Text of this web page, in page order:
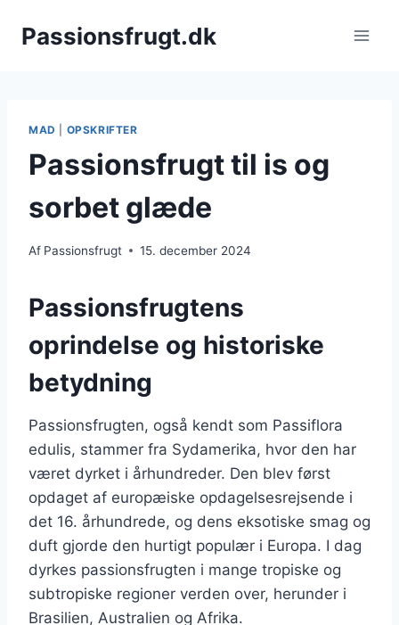
Passionsfrugt.dk
MAD OPSKRIFTER
Passionsfrugt til is og
sorbet glæde
Af Passionsfrugt 15. december 2024
Passionsfrugtens
oprindelse og historiske
betydning
Passionsfrugten, også kendt som Passiflora
edulis, stammer fra Sydamerika, hvor den har
været dyrket i århundreder. Den blev først
opdaget af europæiske opdagelsesrejsende i
det 16. århundrede, og dens eksotiske smag og
duft gjorde den hurtigt populær i Europa. I dag
dyrkes passionsfrugten i mange tropiske og
subtropiske regioner verden over, herunder i
Brasilien, Australien og Afrika.